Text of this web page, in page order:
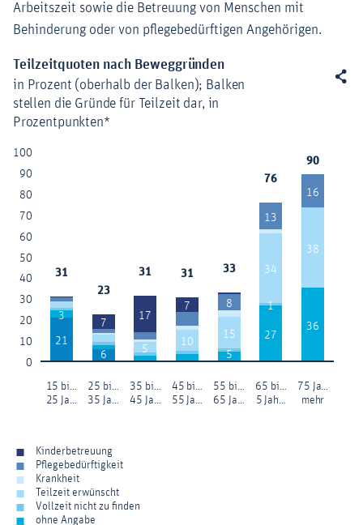
Arbeitszeit sowie die Betreuung von Menschen mit
Behinderung oder von pflegebedürftigen Angehörigen.